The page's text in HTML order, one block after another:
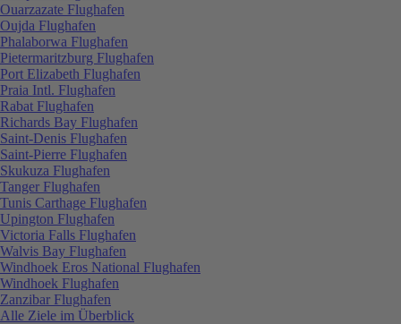
Ouarzazate Flughafen
Oujda Flughafen
Phalaborwa Flughafen
Pietermaritzburg Flughafen
Port Elizabeth Flughafen
Praia Intl. Flughafen
Rabat Flughafen
Richards Bay Flughafen
Saint-Denis Flughafen
Saint-Pierre Flughafen
Skukuza Flughafen
Tanger Flughafen
Tunis Carthage Flughafen
Upington Flughafen
Victoria Falls Flughafen
Walvis Bay Flughafen
Windhoek Eros National Flughafen
Windhoek Flughafen
Zanzibar Flughafen
Alle Ziele im Überblick